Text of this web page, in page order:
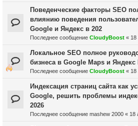
Поведенческие факторы SEO
влиянию поведения
Google и Яндекс в 202
Последнее сообщение CloudyBoost « 18
Локальное SEO полное
бизнеса в Google Maps и Яндекс
Последнее сообщение CloudyBoost « 18
Индексация страниц сайта как
Google, решить проблемы
2026
Последнее сообщение mashew 2000 « 18